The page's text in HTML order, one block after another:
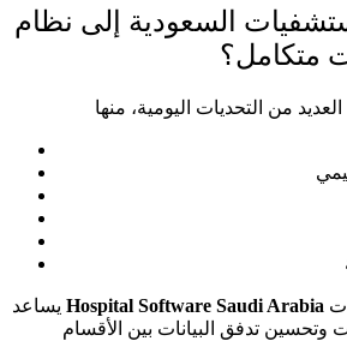
السعودية إلى نظام
متكامل؟
Hospital Software Saudi Arabia